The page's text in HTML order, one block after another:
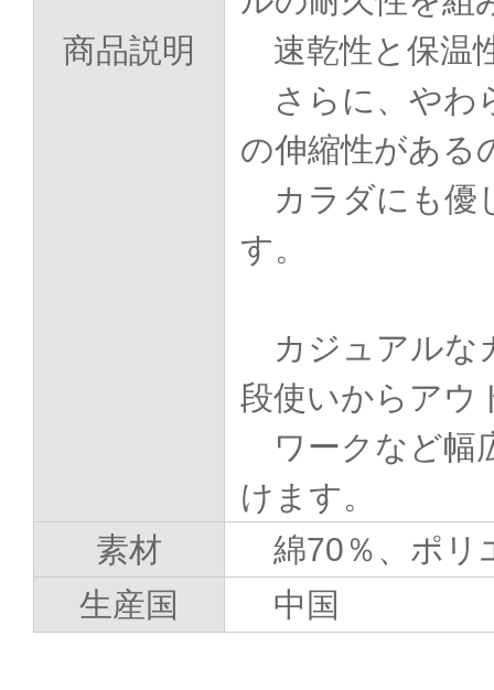
商品説明
速乾性と保温
さらに、やわ
の伸縮性がある
カラダにも優
す。
カジュアルな
段使いからアウ
ワークなど幅
けます。
素材
綿70％、ポリ
生産国
中国